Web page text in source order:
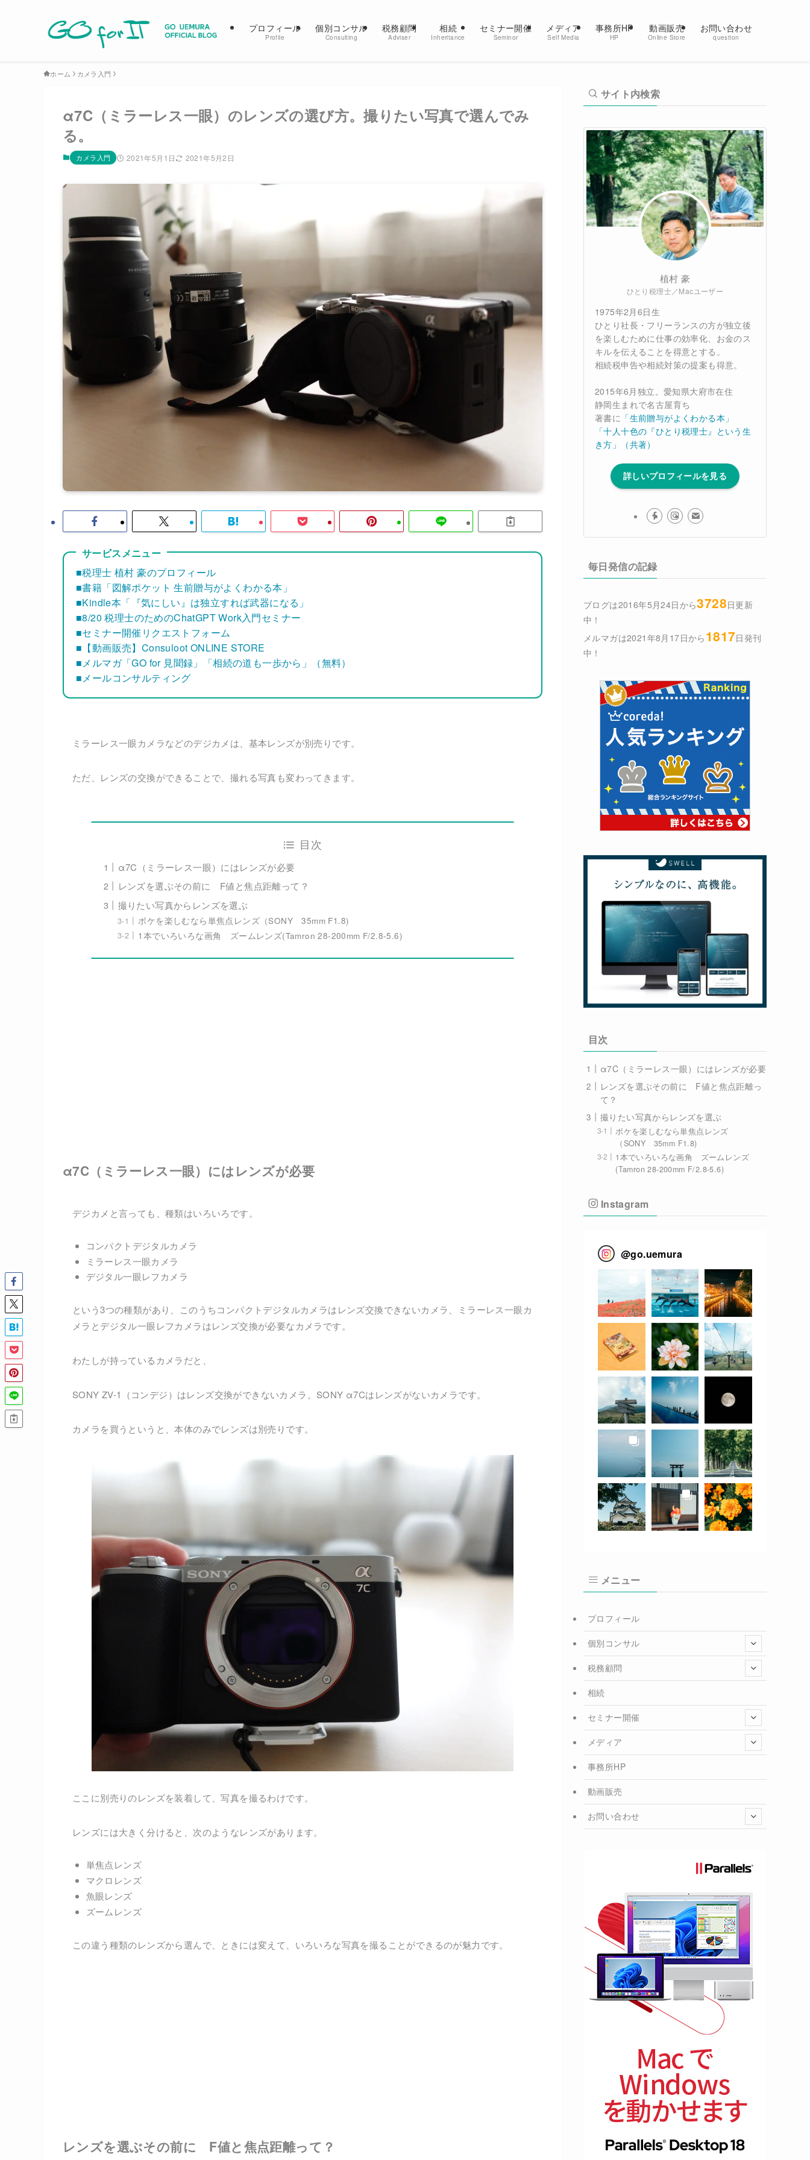
プロフィール
Profile
個別コンサル
Consulting
税務顧問
Adviser
相続
Inheritance
セミナー開催
Seminor
メディア
Self Media
事務所HP
HP
動画販売
Online Store
お問い合わせ
question
ホーム カメラ入門
α7C（ミラーレス一眼）のレンズの選び方。撮りたい写真で選んでみ
る。
カメラ入門 2021年5月1日 2021年5月2日
サービスメニュー
■税理士 植村 豪のプロフィール
■書籍「図解ポケット 生前贈与がよくわかる本」
■Kindle本「『気にしい』は独立すれば武器になる」
■8/20 税理士のためのChatGPT Work入門セミナー
■セミナー開催リクエストフォーム
■【動画販売】Consuloot ONLINE STORE
■メルマガ「GO for 見聞録」「相続の道も一歩から」（無料）
■メールコンサルティング
ミラーレス一眼カメラなどのデジカメは、基本レンズが別売りです。
ただ、レンズの交換ができることで、撮れる写真も変わってきます。
目次
α7C（ミラーレス一眼）にはレンズが必要
レンズを選ぶその前に F値と焦点距離って？
撮りたい写真からレンズを選ぶ
ボケを楽しむなら単焦点レンズ（SONY 35mm F1.8)
1本でいろいろな画角 ズームレンズ(Tamron 28-200mm F/2.8-5.6)
α7C（ミラーレス一眼）にはレンズが必要
デジカメと言っても、種類はいろいろです。
コンパクトデジタルカメラ
ミラーレス一眼カメラ
デジタル一眼レフカメラ
という3つの種類があり、このうちコンパクトデジタルカメラはレンズ交換できないカメラ、ミラーレス一眼カ
メラとデジタル一眼レフカメラはレンズ交換が必要なカメラです。
わたしが持っているカメラだと、
SONY ZV-1（コンデジ）はレンズ交換ができないカメラ。SONY α7Cはレンズがないカメラです。
カメラを買うというと、本体のみでレンズは別売りです。
ここに別売りのレンズを装着して、写真を撮るわけです。
レンズには大きく分けると、次のようなレンズがあります。
単焦点レンズ
マクロレンズ
魚眼レンズ
ズームレンズ
この違う種類のレンズから選んで、ときには変えて、いろいろな写真を撮ることができるのが魅力です。
レンズを選ぶその前に F値と焦点距離って？
サイト内検索
植村 豪
ひとり税理士／Macユーザー
1975年2月6日生
ひとり社長・フリーランスの方が独立後
を楽しむために仕事の効率化、お金のス
キルを伝えることを得意とする。
相続税申告や相続対策の提案も得意。
2015年6月独立。愛知県大府市在住
静岡生まれで名古屋育ち
著書に 「生前贈与がよくわかる本」
「十人十色の『ひとり税理士』という生
き方」（共著）
詳しいプロフィールを見る
毎日発信の記録
ブログは2016年5月24日から3728日更新
中！
メルマガは2021年8月17日から 1817日発刊
中！
目次
α7C（ミラーレス一眼）にはレンズが必要
レンズを選ぶその前に F値と焦点距離っ
て？
撮りたい写真からレンズを選ぶ
ボケを楽しむなら単焦点レンズ
（SONY 35mm F1.8)
1本でいろいろな画角 ズームレンズ
(Tamron 28-200mm F/2.8-5.6)
Instagram
@go.uemura
メニュー
プロフィール
個別コンサル
税務顧問
相続
セミナー開催
メディア
事務所HP
動画販売
お問い合わせ